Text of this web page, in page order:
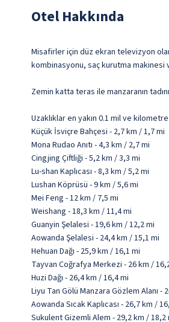
Otel Hakkında
Misafirler için düz ekran televizyon
kombinasyonu, saç kurutma
Zemin katta teras ile manzaranın
Uzaklıklar en yakın 0.1 mil ve
Küçük İsviçre Bahçesi - 2,7 km / 1,7 mi
Mona Rudao Anıtı - 4,3 km / 2,7 mi
Cingjing Çiftliği - 5,2 km / 3,3 mi
Lu-shan Kaplıcası - 8,3 km / 5,2 mi
Lushan Köprüsü - 9 km / 5,6 mi
Mei Feng - 12 km / 7,5 mi
Weishang - 18,3 km / 11,4 mi
Guanyin Şelalesi - 19,6 km / 12,2 mi
Aowanda Şelalesi - 24,4 km / 15,1 mi
Hehuan Dağı - 25,9 km / 16,1 mi
Tayvan Coğrafya Merkezi - 26 km /
Huzi Dağı - 26,4 km / 16,4 mi
Liyu Tan Gölü Manzara Gözlem Alanı -
Aowanda Sıcak Kaplıcası - 26,7 km /
Sukulent Gizemli Alem - 29,2 km / 18,2